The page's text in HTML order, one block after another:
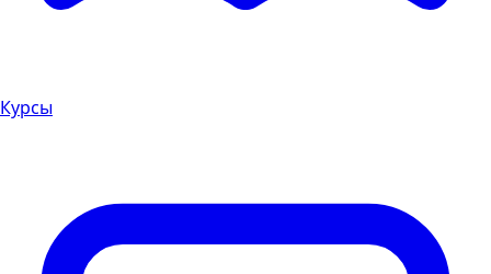
Курсы